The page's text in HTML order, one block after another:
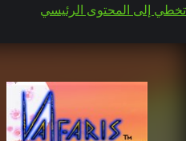
تخطي إلى المحتوى الرئيسي